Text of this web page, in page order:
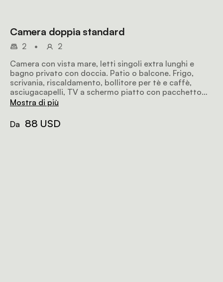
Camera doppia standard
2 •
2
Camera con vista mare, letti singoli extra lunghi e
bagno privato con doccia. Patio o balcone. Frigo,
scrivania, riscaldamento, bollitore per tè e caffè,
asciugacapelli, TV a schermo piatto con pacchetto
DSTV hotel, cassaforte in camera, Wi-Fi.
Mostra di più
Da 88 USD